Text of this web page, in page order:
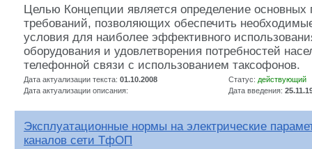
Целью Концепции является определение основных
требований, позволяющих обеспечить
условия для наиболее эффективного
оборудования и удовлетворения потребностей
телефонной связи с использованием таксофонов.
Дата актуализации текста: 01.10.2008 Статус: действующий
Дата актуализации описания:
Дата введения:
Эксплуатационные нормы на электрические
каналов сети ТфОП